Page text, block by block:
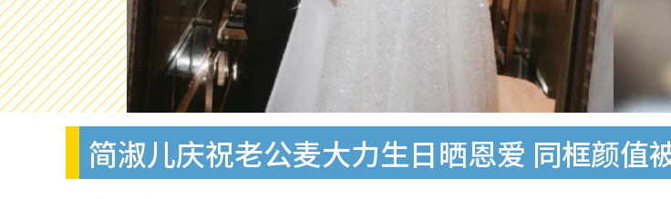
简淑儿庆祝老公麦大力生日晒恩爱 同框颜值